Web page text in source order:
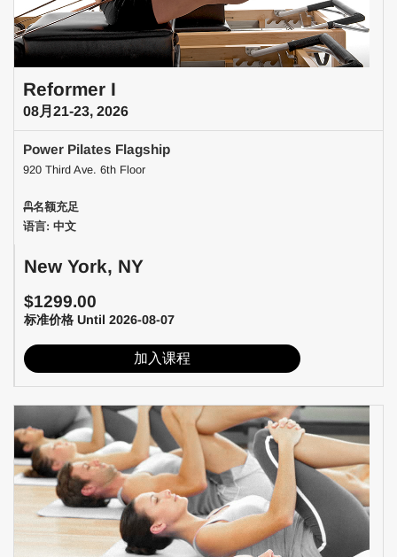
Reformer I
08月21-23, 2026
Power Pilates Flagship
920 Third Ave. 6th Floor
名额充足
语言: 中文
New York, NY
$1299.00
标准价格 Until 2026-08-07
加入课程